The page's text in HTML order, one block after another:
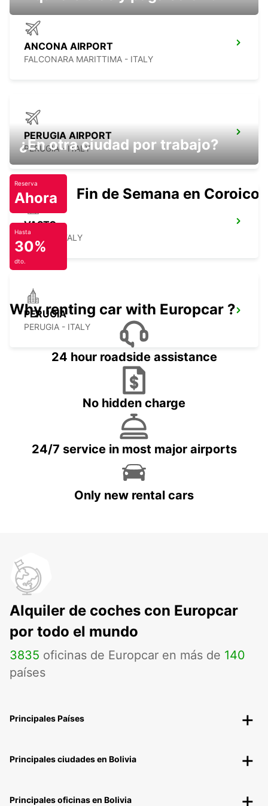
ANCONA AIRPORT
FALCONARA MARITTIMA - ITALY
PERUGIA AIRPORT
PERUGIA - ITALY
VASTO
VASTO - ITALY
PERUGIA
PERUGIA - ITALY
¿En otra ciudad por trabajo?
Reserva
Ahora Fin de Semana en Coroico.
Hasta
30%
dto.
Why renting car with Europcar ?
24 hour roadside assistance
No hidden charge
24/7 service in most major airports
Only new rental cars
Alquiler de coches con Europcar
por todo el mundo
3835 oficinas de Europcar en más de 140
países
Principales Países
Principales ciudades en Bolivia
Principales oficinas en Bolivia